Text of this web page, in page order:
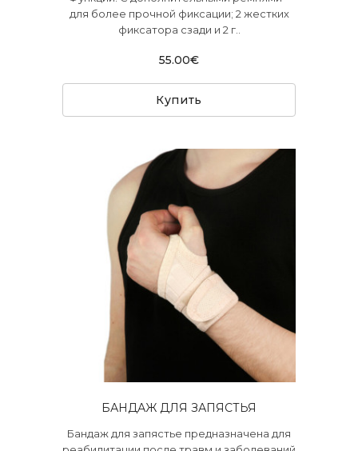
для более прочной фиксации; 2 жестких
фиксатора сзади и 2 г..
55.00€
Купить
БАНДАЖ ДЛЯ ЗАПЯСТЬЯ
Бандаж для запястье предназначена для